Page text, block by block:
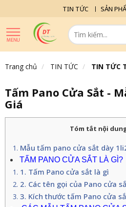
TIN TỨC SẢN
Trang chủ TIN TỨC TIN TỨC
Tấm Pano Cửa Sắt -
Giá
Tóm tắt nội
Mẫu tấm pano cửa sắt dày
TẤM PANO CỬA SẮT LÀ GÌ?
1. Tấm Pano cửa sắt là gì
2. Các tên gọi của Pano cửa
3. Kích thước tấm Pano cửa